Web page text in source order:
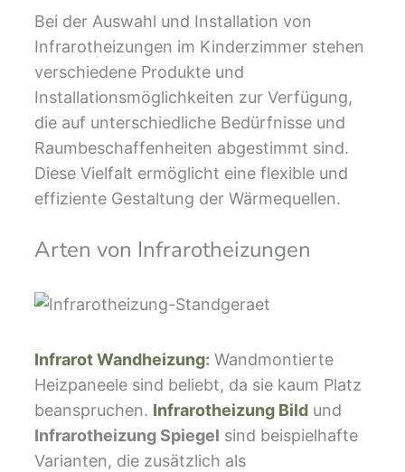
Bei der Auswahl und Installation von
Infrarotheizungen im Kinderzimmer stehen
verschiedene Produkte und
Installationsmöglichkeiten zur Verfügung,
die auf unterschiedliche Bedürfnisse und
Raumbeschaffenheiten abgestimmt sind.
Diese Vielfalt ermöglicht eine flexible und
effiziente Gestaltung der Wärmequellen.
Arten von Infrarotheizungen
Infrarot Wandheizung: Wandmontierte
Heizpaneele sind beliebt, da sie kaum Platz
beanspruchen. Infrarotheizung Bildund
Infrarotheizung Spiegel sind beispielhafte
Varianten, die zusätzlich als